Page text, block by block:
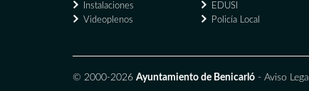
Instalaciones
EDUSI
Videoplenos
Policía Local
© 2000-2026 Ayuntamiento de Benicarló - Aviso Legal